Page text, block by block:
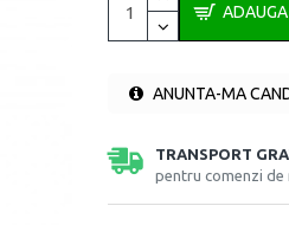
ANUNTA-MA
TRANSPORT
pentru comenzi de